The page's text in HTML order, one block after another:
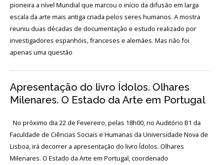
e
voluntariado
Login
Início
ESCUTA
EXTERNA
pioneira a nível Mundial que marcou o início da difusão em larga
escala da arte mais antiga criada pelos seres humanos. A mostra
reuniu duas décadas de documentação e estudo realizado por
investigadores espanhóis, franceses e alemães. Mas não foi
apenas uma questão
Apresentação do livro Ídolos. Olhares
Milenares. O Estado da Arte em Portugal
No próximo dia 22 de Fevereiro, pelas 18h00, no Auditório B1 da
Faculdade de Ciências Sociais e Humanas da Universidade Nova de
Lisboa, irá decorrer a apresentação do livro Ídolos. Olhares
Milenares. O Estado da Arte em Portugal, coordenado